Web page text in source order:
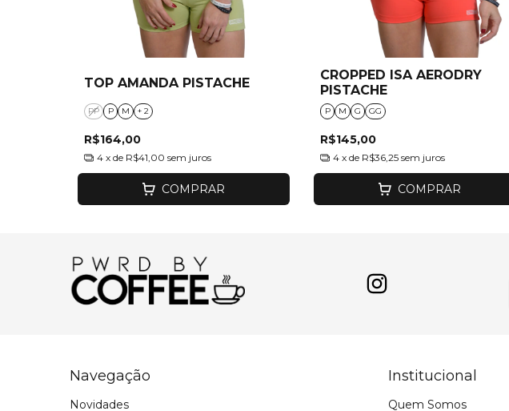
TOP AMANDA PISTACHE
PP P M + 2
R$164,00
4 x de R$41,00 sem juros
COMPRAR
CROPPED ISA AERODRY
PISTACHE
P M G GG
R$145,00
4 x de R$36,25 sem juros
COMPRAR
Navegação
Novidades
Institucional
Quem Somos